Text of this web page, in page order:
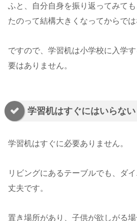
ふと、自分自身を振り返ってみて
たのって結構大きくなってからで
ですので、学習机は小学校に入学
要はありません。
学習机はすぐにはいらない
学習机はすぐに必要ありません。
リビングにあるテーブルでも、ダ
丈夫です。
置き場所があり、子供が欲しがる